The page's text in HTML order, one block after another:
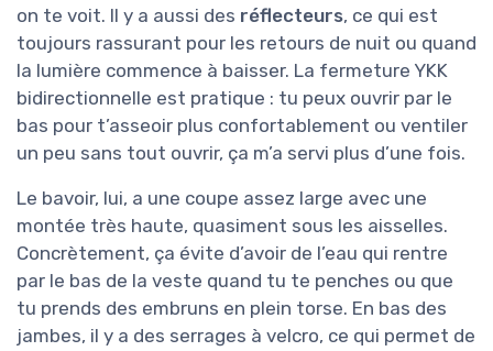
on te voit. Il y a aussi des réflecteurs, ce qui est
toujours rassurant pour les retours de nuit ou quand
la lumière commence à baisser. La fermeture YKK
bidirectionnelle est pratique : tu peux ouvrir par le
bas pour t’asseoir plus confortablement ou ventiler
un peu sans tout ouvrir, ça m’a servi plus d’une fois.
Le bavoir, lui, a une coupe assez large avec une
montée très haute, quasiment sous les aisselles.
Concrètement, ça évite d’avoir de l’eau qui rentre
par le bas de la veste quand tu te penches ou que
tu prends des embruns en plein torse. En bas des
jambes, il y a des serrages à velcro, ce qui permet de